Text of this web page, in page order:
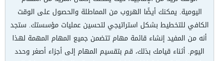
اليومية. يمكنك أيضًا الهروب من المماطلة والحصول على الوقت
الكافي للتخطيط بشكل استراتيجي لتحسين عمليات مؤسستك. ستجد
أنه من المفيد إنشاء قائمة مهام تتضمن جميع المهام المهمة لهذا
اليوم. أثناء قيامك بذلك، قم بتقسيم المهام إلى أجزاء أصغر وحدد